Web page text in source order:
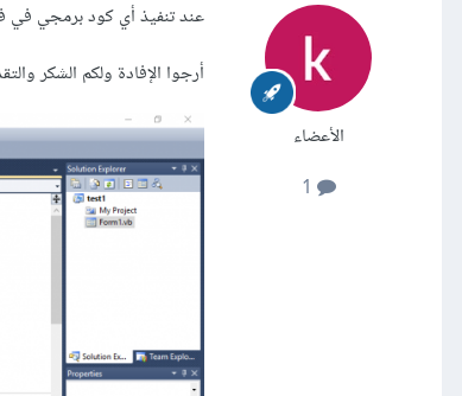
الأعضاء
عند تنفيذ أي كود برمجي
أرجوا الإفادة ولكم الشكر